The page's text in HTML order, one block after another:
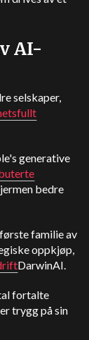
AI-
selskaper,
's generative
bedre
første familie av
oppkjøp,
DarwinAI.
fortalte
er trygg på sin